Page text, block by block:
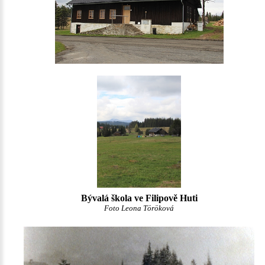
Bývalá škola ve Filipově Huti
Foto Leona Töröková